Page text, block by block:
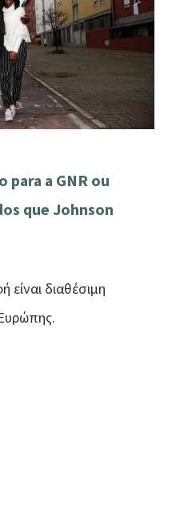
a GNR ou
que Johnson
διαθέσιμη